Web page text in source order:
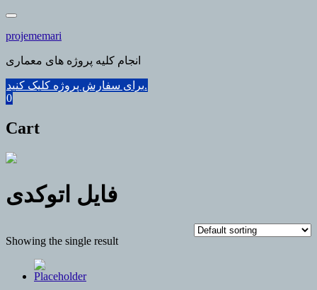
Skip
content
projememari
انجام کلیه پروژه های معماری
برای سفارش پروژه کلیک کنید.
0
Cart
فایل اتوکدی
Showing the single result